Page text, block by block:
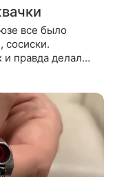
все было
сосиски.
правда делали